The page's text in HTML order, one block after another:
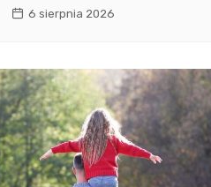
6 sierpnia 2026